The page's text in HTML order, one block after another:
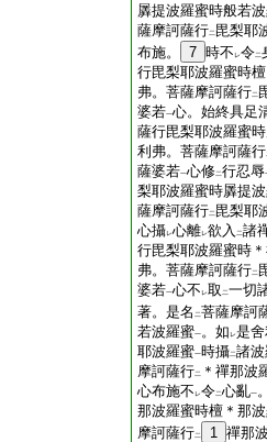
羼提波羅蜜時般若
薩摩訶薩行二 毘梨耶
布施。
7 時不 レ令二
行毘梨耶波羅蜜時
弗。菩薩摩訶薩行二
婆若一心。始終具足
薩行毘梨耶波羅蜜
利弗。菩薩摩訶薩行
薩婆若一心修二行忍辱
梨耶波羅蜜時羼提
薩摩訶薩行二 毘梨耶
心攝レ心離レ欲入 二諸
行毘梨耶波羅蜜時
弗。菩薩摩訶薩行二
婆若一心不 レ取 二一切
著。是名 二菩薩摩訶
若波羅蜜一。如 レ是
耶波羅蜜一時攝二諸
摩訶薩行二
＊禪那波
心布施不 レ令二心亂一
那波羅蜜時檀＊那
摩訶薩行二 1 禪那